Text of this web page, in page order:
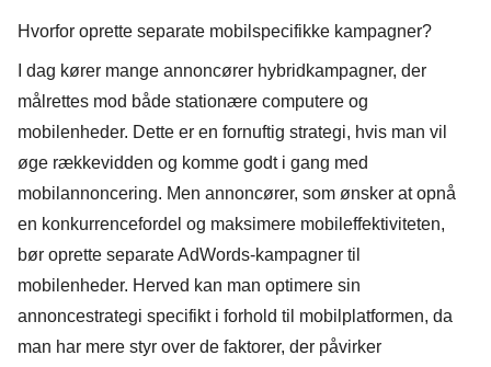
Hvorfor oprette separate mobilspecifikke kampagner?
I dag kører mange annoncører hybridkampagner, der
målrettes mod både stationære computere og
mobilenheder. Dette er en fornuftig strategi, hvis man vil
øge rækkevidden og komme godt i gang med
mobilannoncering. Men annoncører, som ønsker at opnå
en konkurrencefordel og maksimere mobileffektiviteten,
bør oprette separate AdWords-kampagner til
mobilenheder. Herved kan man optimere sin
annoncestrategi specifikt i forhold til mobilplatformen, da
man har mere styr over de faktorer, der påvirker